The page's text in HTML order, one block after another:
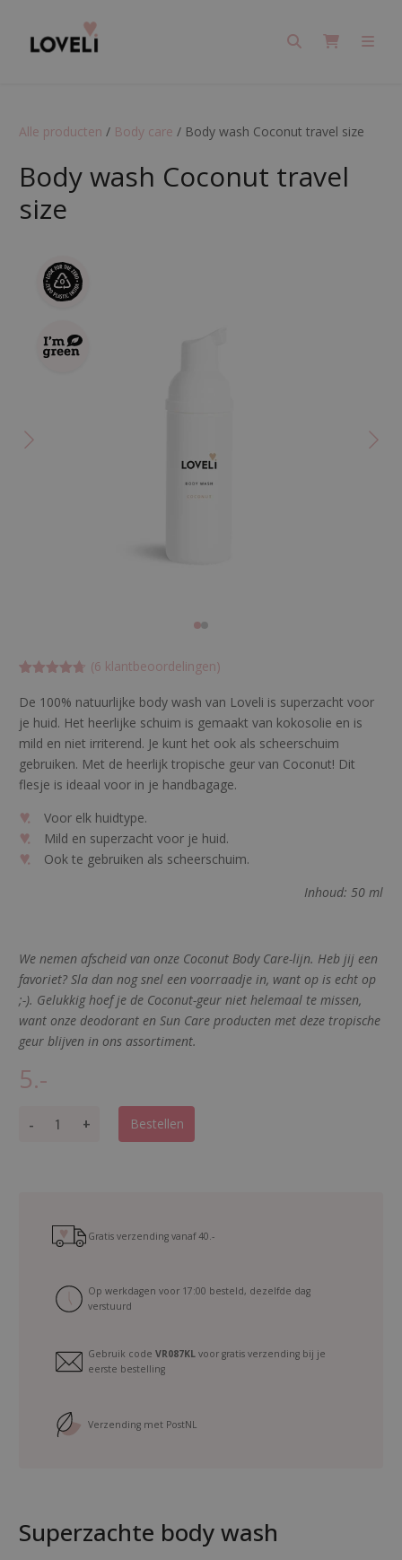
SearchCart
Alle producten / Body care / Body wash Coconut travel size
Body wash Coconut travel
size
d
4.66666666
66667op 5
gebaseerd
opklant
waarderinge
n
(6 klantbeoordelingen)
De 100% natuurlijke body wash van Loveli is superzacht voor
je huid. Het heerlijke schuim is gemaakt van kokosolie en is
mild en niet irriterend. Je kunt het ook als scheerschuim
gebruiken. Met de heerlijk tropische geur van Coconut! Dit
flesje is ideaal voor in je handbagage.
Voor elk huidtype.
Mild en superzacht voor je huid.
Ook te gebruiken als scheerschuim.
Inhoud: 50 ml
We nemen afscheid van onze Coconut Body Care-lijn. Heb jij een
favoriet? Sla dan nog snel een voorraadje in, want op is echt op
;-). Gelukkig hoef je de Coconut-geur niet helemaal te missen,
want onze deodorant en Sun Care producten met deze tropische
geur blijven in ons assortiment.
5.-
-
l
+ Bestellen
Gratis verzending vanaf40.-
Op werkdagen voor 17:00 besteld, dezelfde dag
verstuurd
Gebruik code VR087KL voor gratis verzending bij je
eerste bestelling
Verzending met PostNL
Superzachte body wash